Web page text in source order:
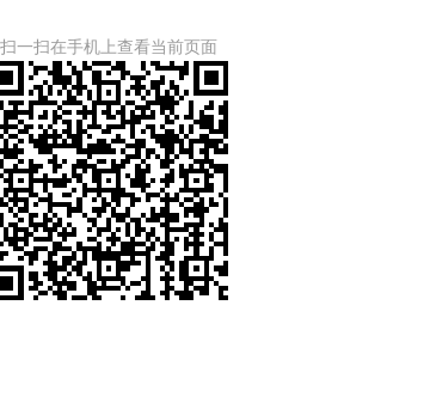
扫一扫在手机上查看当前页面